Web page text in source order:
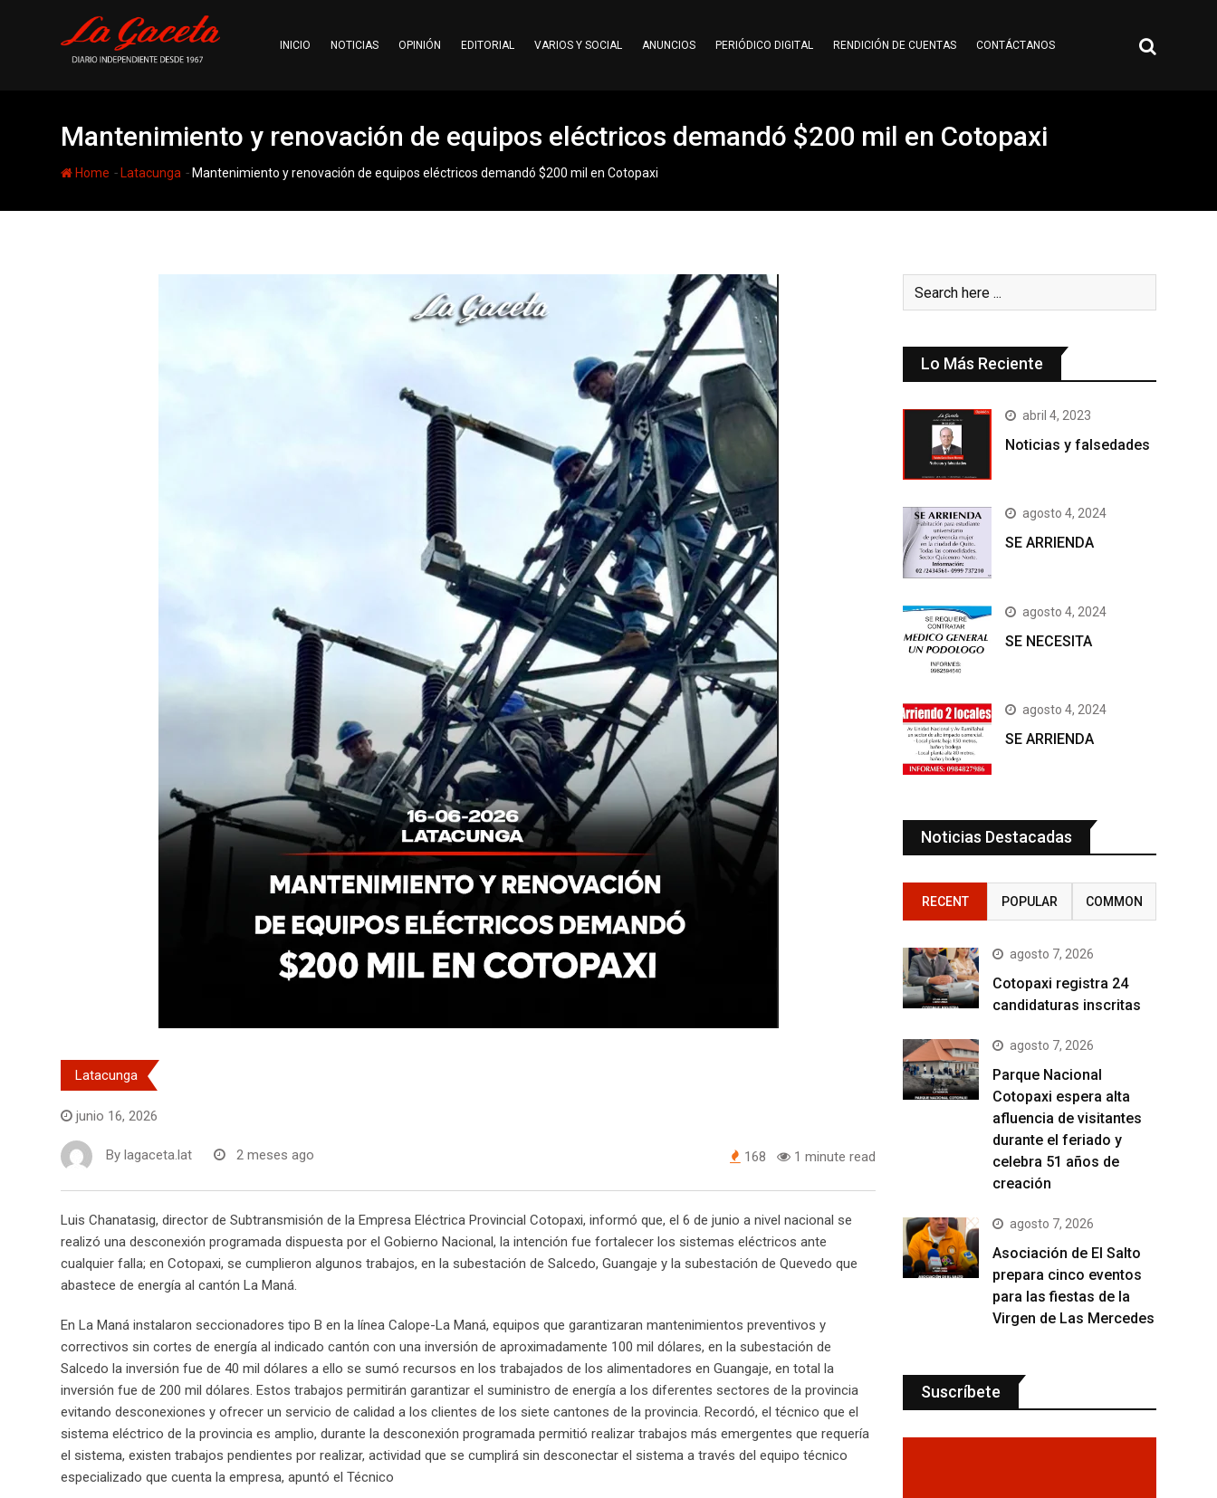
INICIO NOTICIAS OPINIÓN EDITORIAL VARIOS Y SOCIAL ANUNCIOS PERIÓDICO DIGITAL RENDICIÓN DE CUENTAS CONTÁCTANOS
Mantenimiento y renovación de equipos eléctricos demandó $200 mil en Cotopaxi
Home - Latacunga - Mantenimiento y renovación de equipos eléctricos demandó $200 mil en Cotopaxi
Latacunga
junio 16, 2026
By lagaceta.lat 2 meses ago 168 1 minute read
Luis Chanatasig, director de Subtransmisión de la Empresa Eléctrica Provincial Cotopaxi, informó que, el 6 de junio a nivel nacional se
realizó una desconexión programada dispuesta por el Gobierno Nacional, la intención fue fortalecer los sistemas eléctricos ante
cualquier falla; en Cotopaxi, se cumplieron algunos trabajos, en la subestación de Salcedo, Guangaje y la subestación de Quevedo que
abastece de energía al cantón La Maná.
En La Maná instalaron seccionadores tipo B en la línea Calope-La Maná, equipos que garantizaran mantenimientos preventivos y
correctivos sin cortes de energía al indicado cantón con una inversión de aproximadamente 100 mil dólares, en la subestación de
Salcedo la inversión fue de 40 mil dólares a ello se sumó recursos en los trabajados de los alimentadores en Guangaje, en total la
inversión fue de 200 mil dólares. Estos trabajos permitirán garantizar el suministro de energía a los diferentes sectores de la provincia
evitando desconexiones y ofrecer un servicio de calidad a los clientes de los siete cantones de la provincia. Recordó, el técnico que el
sistema eléctrico de la provincia es amplio, durante la desconexión programada permitió realizar trabajos más emergentes que requería
el sistema, existen trabajos pendientes por realizar, actividad que se cumplirá sin desconectar el sistema a través del equipo técnico
especializado que cuenta la empresa, apuntó el Técnico
Lo Más Reciente
abril 4, 2023
Noticias y falsedades
agosto 4, 2024
SE ARRIENDA
agosto 4, 2024
SE NECESITA
agosto 4, 2024
SE ARRIENDA
Noticias Destacadas
RECENT POPULAR COMMON
agosto 7, 2026
Cotopaxi registra 24
candidaturas inscritas
agosto 7, 2026
Parque Nacional
Cotopaxi espera alta
afluencia de visitantes
durante el feriado y
celebra 51 años de
creación
agosto 7, 2026
Asociación de El Salto
prepara cinco eventos
para las fiestas de la
Virgen de Las Mercedes
Suscríbete